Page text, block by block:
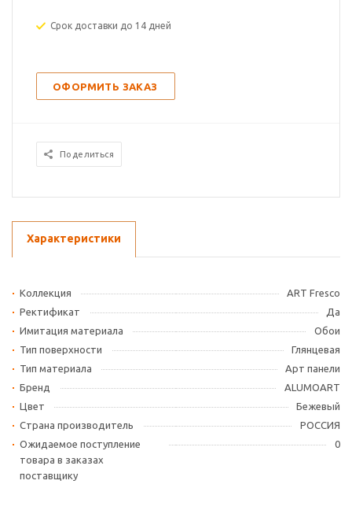
Срок доставки до 14 дней
ОФОРМИТЬ ЗАКАЗ
Поделиться
Характеристики
Коллекция
ART Fresco
Ректификат
Да
Имитация материала
Обои
Тип поверхности
Глянцевая
Тип материала
Арт панели
Бренд
ALUMOART
Цвет
Бежевый
Страна производитель
РОССИЯ
Ожидаемое поступление
товара в заказах
поставщику
0